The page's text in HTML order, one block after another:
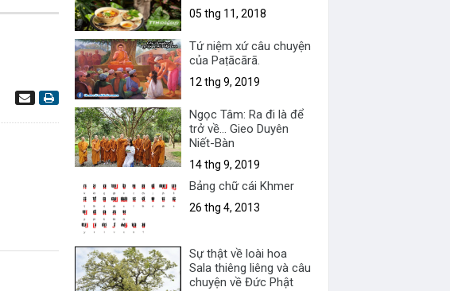
05 thg 11, 2018
Tứ niệm xứ câu chuyện
của Paṭācārā.
12 thg 9, 2019
Ngọc Tâm: Ra đi là để
trở về... Gieo Duyên
Niết-Bàn
14 thg 9, 2019
Bảng chữ cái Khmer
26 thg 4, 2013
Sự thật về loài hoa
Sala thiêng liêng và câu
chuyện về Đức Phật